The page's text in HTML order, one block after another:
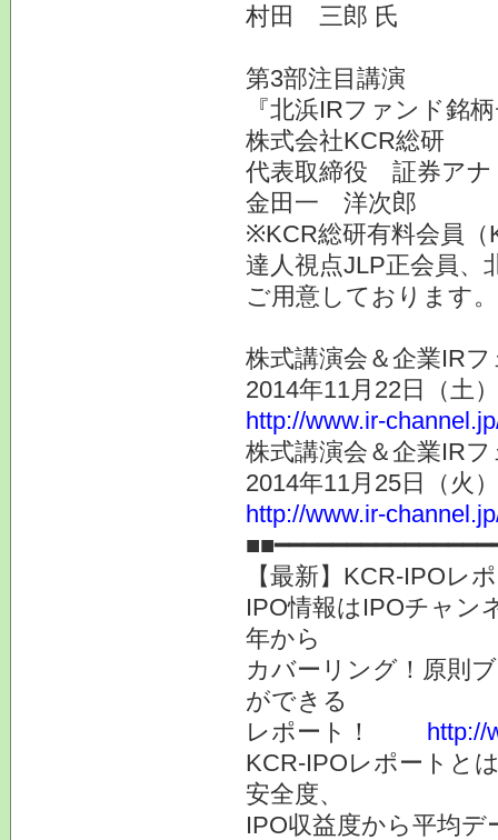
村田 三郎 氏
第3部注目講演
『北浜IRファンド銘
株式会社KCR総研
代表取締役 証券アナ
金田一 洋次郎
※KCR総研有料会員（
達人視点JLP正会員、
ご用意しております。
株式講演会＆企業IR
2014年11月22日（
http://www.ir-
株式講演会＆企業IR
2014年11月25日（
http://www.ir-
【最新】KCR-IPOレ
IPO情報はIPOチャン
年から
カバーリング！原則
ができる
レポート！ http://
KCR-IPOレポートと
安全度、
IPO収益度から平均